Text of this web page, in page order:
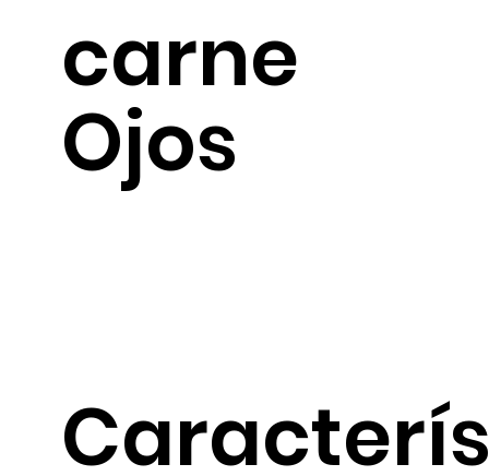
carne
Ojos